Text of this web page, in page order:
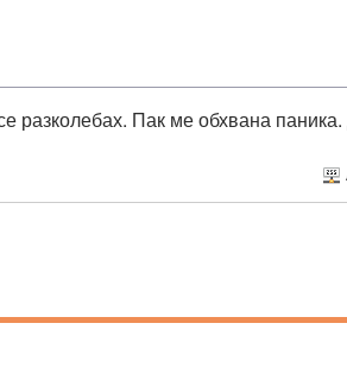
разколебах. Пак ме обхвана